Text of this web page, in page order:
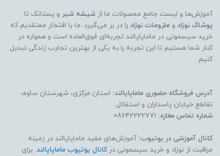
آموزش‌ها و لیست جامع محصولات ما از شیشه شیر و پستانک تا
پوشاک نوزاد و ملزومات نوزاد را در بر می‌گیرد. ما با افتخار معتقدیم که
خرید سیسمونی در ماماپاپالند تجربه‌ای فوق‌العاده است و همواره در
کنار شما هستیم تا این تجربه را به یکی از بهترین تجارب زندگی تبدیل
کنیم.
آدرس فروشگاه حضوری ماماپاپالند: استان مرکزی، شهرستان ساوه،
تقاطع خیابان پاسداران و استقلال.
شماره تماس مغازه:
کانال آموزشی در یوتیوب: آموزش‌های مفید ماماپاپالند در زمینه
مراقبت از نوزاد و خرید سیسمونی درکانال یوتیوب ماماپاپالند. برای